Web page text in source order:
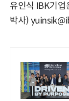
유인식 IBK기업
박사)